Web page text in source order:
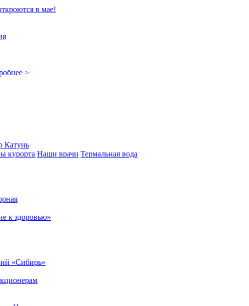
в мае!
>
Катунь
курорта Наши врачи Термальная вода
к здоровью»
«Сибирь»